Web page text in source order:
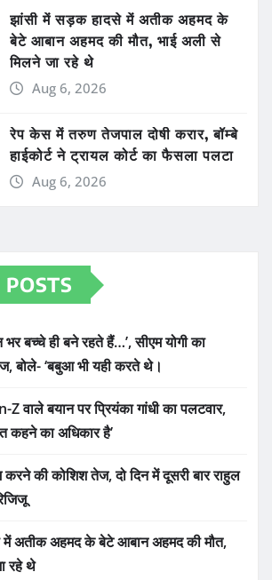
झांसी में सड़क हादसे में अतीक अहमद के
बेटे आबान अहमद की मौत, भाई अली से
मिलने जा रहे थे
Aug 6, 2026
रेप केस में तरुण तेजपाल दोषी करार, बॉम्बे
हाईकोर्ट ने ट्रायल कोर्ट का फैसला पलटा
Aug 6, 2026
बच्चे ही बने रहते हैं…’, सीएम योगी का
बोले- ‘बबुआ भी यही करते थे।
वाले बयान पर प्रियंका गांधी का पलटवार,
कहने का अधिकार है’
की कोशिश तेज, दो दिन में दूसरी बार राहुल
अतीक अहमद के बेटे आबान अहमद की मौत,
रहे थे